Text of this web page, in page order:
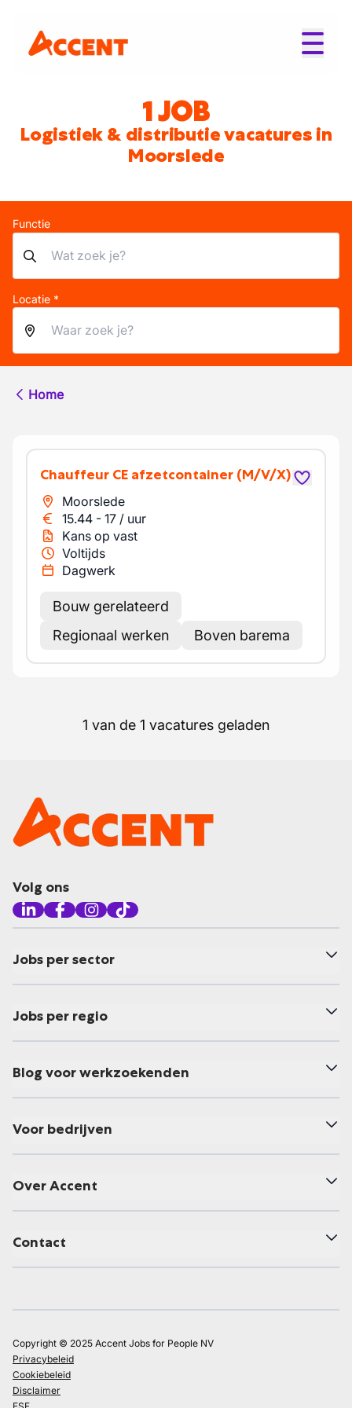
1 JOB
Logistiek & distributie vacatures in
Moorslede
Functie
Locatie *
Home
Chauffeur CE afzetcontainer (M/V/X)
Moorslede
15.44 - 17 / uur
Kans op vast
Voltijds
Dagwerk
Bouw gerelateerd
Regionaal werken
Boven barema
1 van de 1 vacatures geladen
Volg ons
Jobs per sector
Jobs per regio
Blog voor werkzoekenden
Voor bedrijven
Over Accent
Contact
Copyright © 2025 Accent Jobs for People NV
Privacybeleid
Cookiebeleid
Disclaimer